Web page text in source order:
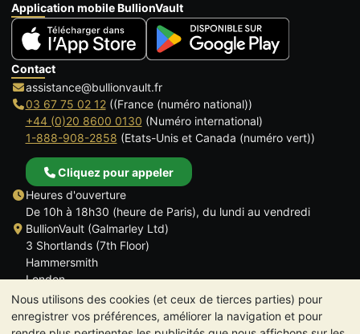
Nous utilisons des cookies (et ceux de tierces parties) pour
enregistrer vos préférences, améliorer la navigation et pour
Application mobile BullionVault
Contact
assistance@bullionvault.fr
03 67 75 02 12((France (numéro national))
+44 (0)20 8600 0130 (Numéro international)
1-888-908-2858 (Etats-Unis et Canada (numéro vert))
Cliquez pour appeler
Heures d'ouverture
De 10h à 18h30 (heure de Paris), du lundi au vendredi
BullionVault (Galmarley Ltd)
3 Shortlands (7th Floor)
Hammersmith
London
W6 8DA
ROYAUME UNI